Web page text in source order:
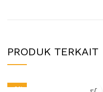
PRODUK TERKAIT
-6%